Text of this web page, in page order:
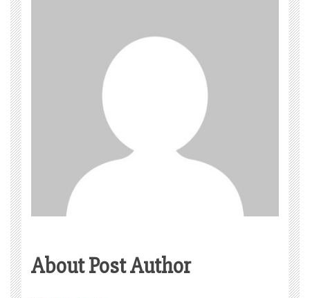
About Post Author